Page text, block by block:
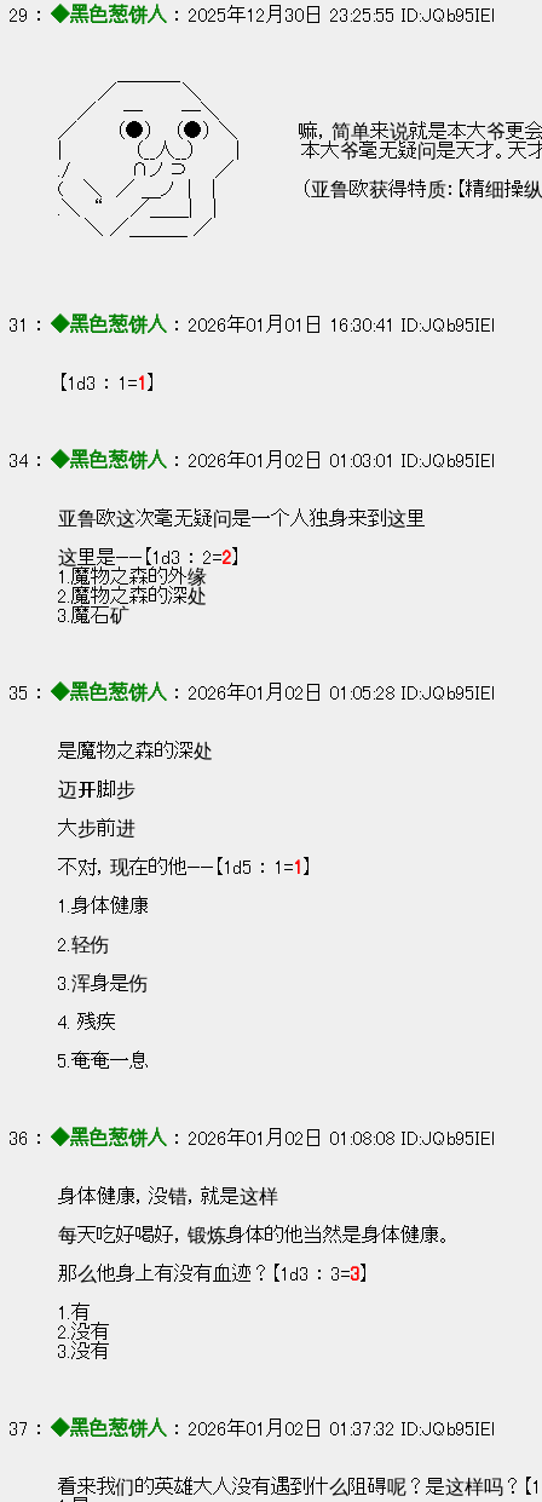
29 ： ◆黑色葱饼人 ： 2025年12月30日 23:25:55 ID:JQb95IEl
／　　 　 　＼
／　　─　 　 ─＼
／ 　　 （●） 　（●） ＼          嘛，简单来说就是本大爷
|　 　　 　 （__人__）　 　 |          本大爷毫无疑问是天才。天
./　　　　 ∩ノ ⊃　　／
(　 ＼　／ ＿ノ　|　 |              （亚鲁欧获得特质：【精细操
.＼　“　　／＿＿|　 |
＼ ／＿＿＿ ／
31 ： ◆黑色葱饼人 ： 2026年01月01日 16:30:41 ID:JQb95IEl
【1d3 ： 1=1 】
34 ： ◆黑色葱饼人 ： 2026年01月02日 01:03:01 ID:JQb95IEl
亚鲁欧这次毫无疑问是一个人独身来到这里
这里是——【1d3 ： 2=2】
1.魔物之森的外缘
2.魔物之森的深处
3.魔石矿
35 ： ◆黑色葱饼人 ： 2026年01月02日 01:05:28 ID:JQb95IEl
是魔物之森的深处
迈开脚步
大步前进
不对，现在的他——【1d5 ： 1=1 】
1.身体健康
2.轻伤
3.浑身是伤
4. 残疾
5.奄奄一息
36 ： ◆黑色葱饼人 ： 2026年01月02日 01:08:08 ID:JQb95IEl
身体健康，没错，就是这样
每天吃好喝好，锻炼身体的他当然是身体健康。
那么他身上有没有血迹？【1d3 ： 3=3】
1.有
2.没有
3.没有
37 ： ◆黑色葱饼人 ： 2026年01月02日 01:37:32 ID:JQb95IEl
看来我们的英雄大人没有遇到什么阻碍呢？是这样吗？【